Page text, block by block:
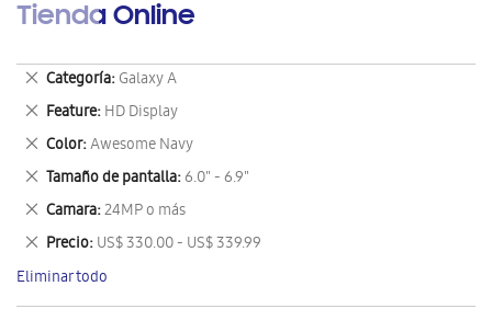
Tienda Online
Categoría Galaxy A
Eliminar
este
artículo
Feature HD Display
Eliminar
este
artículo
Color Awesome Navy
Eliminar
este
artículo
Tamaño de pantalla 6.0" - 6.9"
Eliminar
este
artículo
Camara 24MP o más
Eliminar
este
artículo
Precio US$ 330.00 - US$ 339.99
Eliminar
este
artículo
Eliminar todo